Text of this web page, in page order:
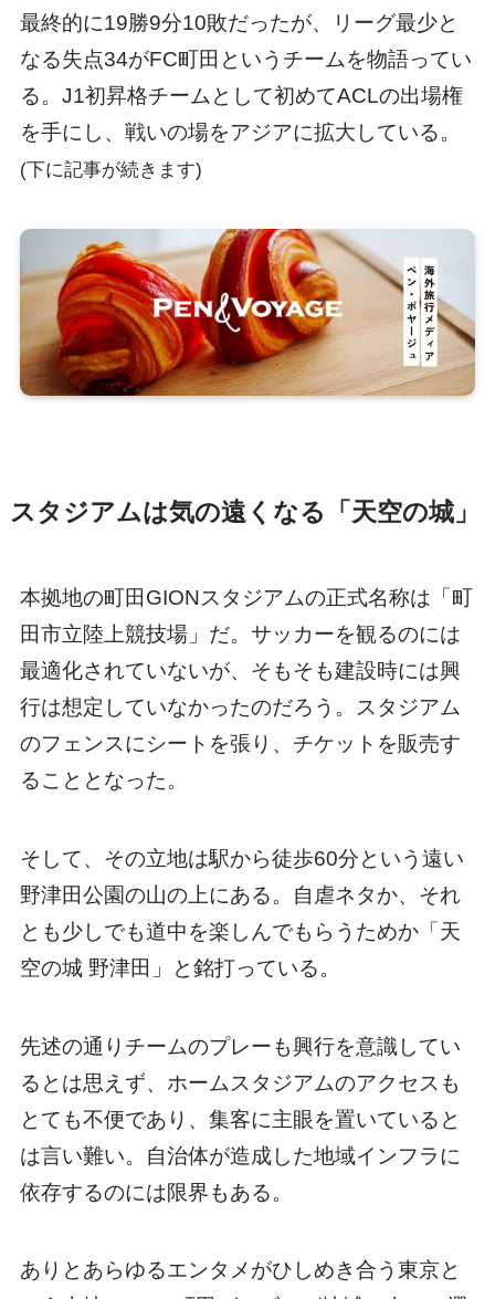
最終的に19勝9分10敗だったが、リーグ最少と
なる失点34がFC町田というチームを物語ってい
る。J1初昇格チームとして初めてACLの出場権
を手にし、戦いの場をアジアに拡大している。
(下に記事が続きます)
スタジアムは気の遠くなる「天空の城」
本拠地の町田GIONスタジアムの正式名称は「町
田市立陸上競技場」だ。サッカーを観るのには
最適化されていないが、そもそも建設時には興
行は想定していなかったのだろう。スタジアム
のフェンスにシートを張り、チケットを販売す
ることとなった。
そして、その立地は駅から徒歩60分という遠い
野津田公園の山の上にある。自虐ネタか、それ
とも少しでも道中を楽しんでもらうためか「天
空の城 野津田」と銘打っている。
先述の通りチームのプレーも興行を意識してい
るとは思えず、ホームスタジアムのアクセスも
とても不便であり、集客に主眼を置いていると
は言い難い。自治体が造成した地域インフラに
依存するのには限界もある。
ありとあらゆるエンタメがひしめき合う東京と